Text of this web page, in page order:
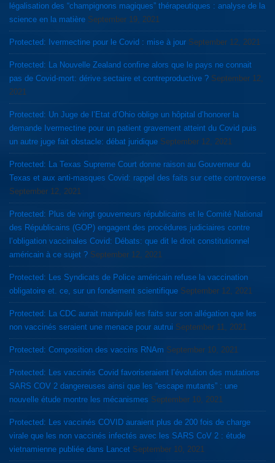
légalisation des “champignons magiques” thérapeutiques : analyse de la
science en la matière September 19, 2021
Protected: Ivermectine pour le Covid : mise à jour September 12, 2021
Protected: La Nouvelle Zealand confine alors que le pays ne connait
pas de Covid-mort: dérive sectaire et contreproductive ? September 12,
2021
Protected: Un Juge de l’Etat d’Ohio oblige un hôpital d’honorer la
demande Ivermectine pour un patient gravement atteint du Covid puis
un autre juge fait obstacle: débat juridique September 12, 2021
Protected: La Texas Supreme Court donne raison au Gouverneur du
Texas et aux anti-masques Covid: rappel des faits sur cette controverse
September 12, 2021
Protected: Plus de vingt gouverneurs républicains et le Comité National
des Républicains (GOP) engagent des procédures judiciaires contre
l’obligation vaccinales Covid: Débats: que dit le droit constitutionnel
américain à ce sujet ? September 12, 2021
Protected: Les Syndicats de Police américain refuse la vaccination
obligatoire et. ce, sur un fondement scientifique September 12, 2021
Protected: La CDC aurait manipulé les faits sur son allégation que les
non vaccinés seraient une menace pour autrui September 11, 2021
Protected: Composition des vaccins RNAm September 10, 2021
Protected: Les vaccinés Covid favoriseraient l’évolution des mutations
SARS COV 2 dangereuses ainsi que les “escape mutants” : une
nouvelle étude montre les mécanismes September 10, 2021
Protected: Les vaccinés COVID auraient plus de 200 fois de charge
virale que les non vaccinés infectés avec les SARS CoV 2 : étude
vietnamienne publiée dans Lancet September 10, 2021